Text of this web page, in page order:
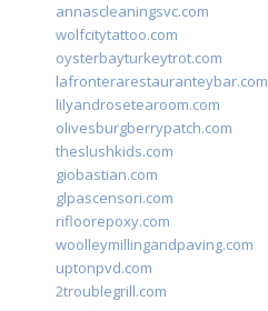
annascleaningsvc.com
wolfcitytattoo.com
oysterbayturkeytrot.com
lafronterarestauranteybar.com
lilyandrosetearoom.com
olivesburgberrypatch.com
theslushkids.com
giobastian.com
glpascensori.com
rifloorepoxy.com
woolleymillingandpaving.com
uptonpvd.com
2troublegrill.com